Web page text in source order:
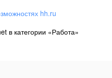
hh.ru
в категории «Работа»